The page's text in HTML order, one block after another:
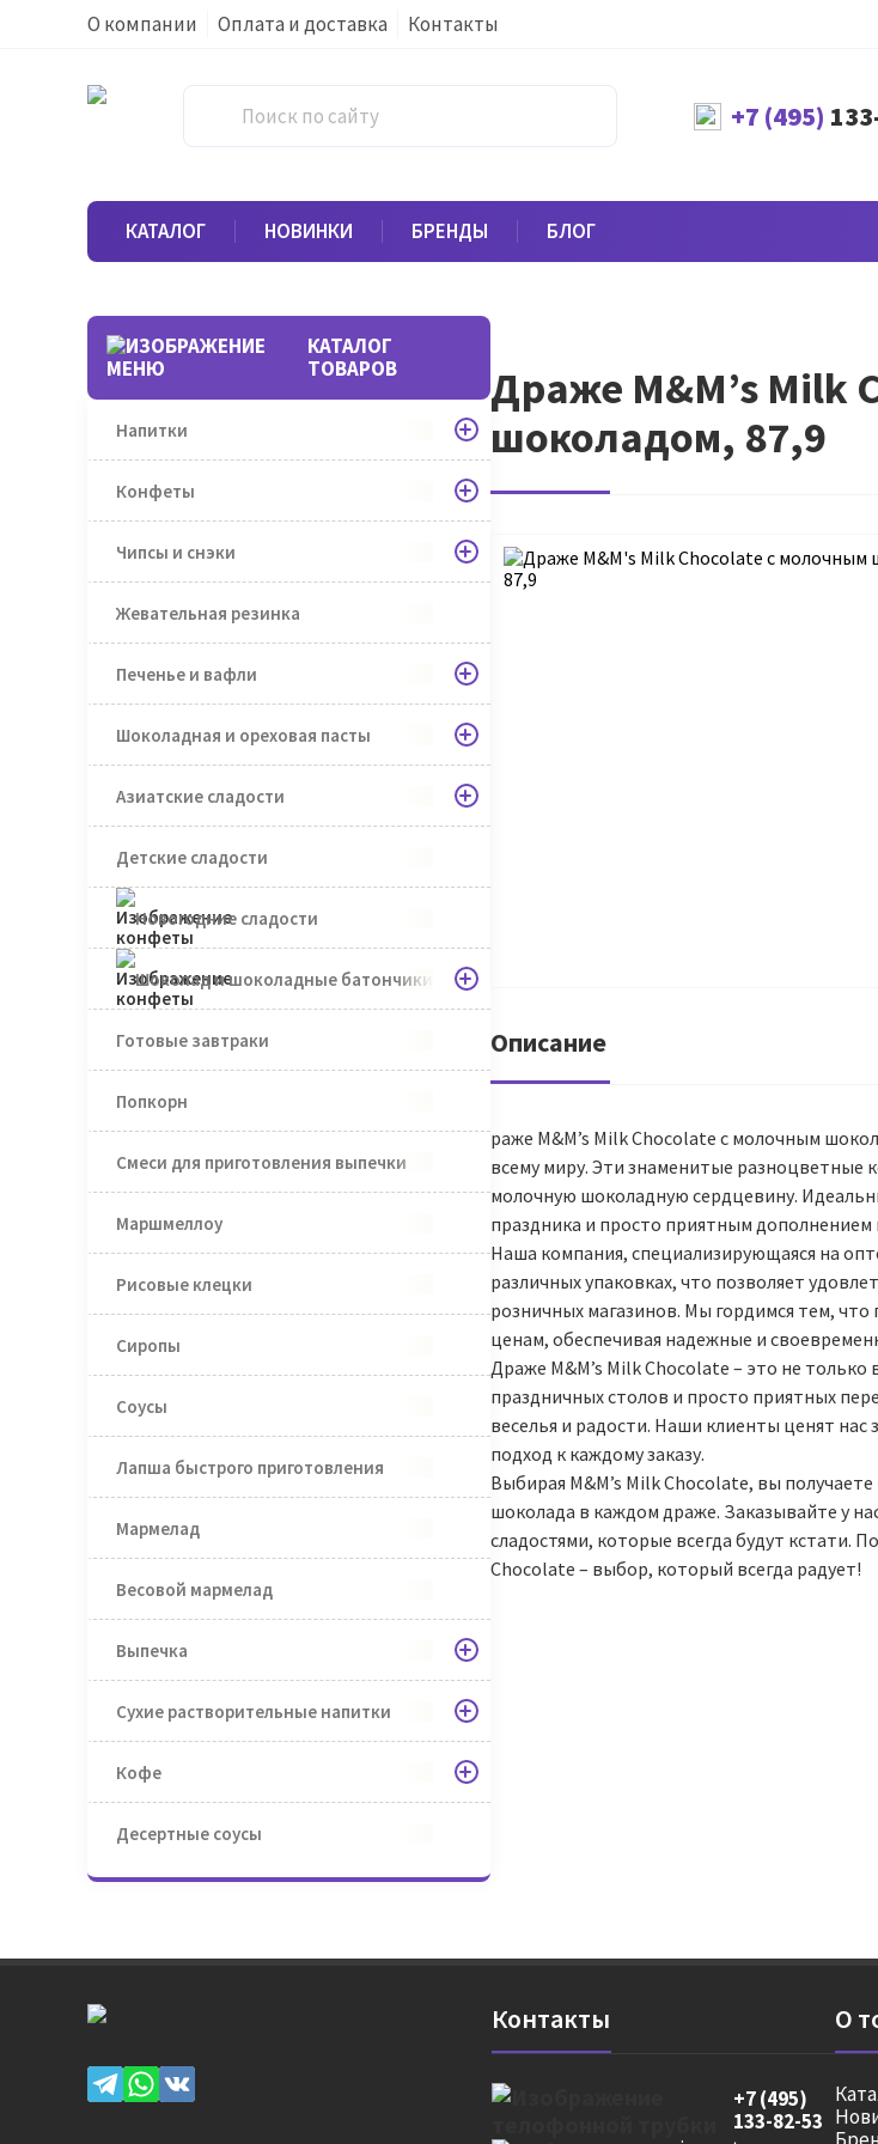
О компании Оплата и доставка Контакты
+7 (495)
КАТАЛОГ НОВИНКИ БРЕНДЫ БЛОГ
КАТАЛОГ
ТОВАРОВ
Напитки
Конфеты
Чипсы и снэки
Жевательная резинка
Печенье и вафли
Шоколадная и ореховая пасты
Азиатские сладости
Детские сладости
Новогодние сладости
Шоколад и шоколадные батончики
Готовые завтраки
Попкорн
Смеси для приготовления выпечки
Маршмеллоу
Рисовые клецки
Сиропы
Соусы
Лапша быстрого приготовления
Мармелад
Весовой мармелад
Выпечка
Сухие растворительные напитки
Кофе
Десертные соусы
Драже M&M’s Milk
шоколадом, 87,9
Описание
раже M&M’s Milk Chocolate с молочным
всему миру. Эти знаменитые разноцветные
молочную шоколадную сердцевину.
праздника и просто приятным
Наша компания, специализирующаяся на
различных упаковках, что позволяет
розничных магазинов. Мы гордимся тем,
ценам, обеспечивая надежные и
Драже M&M’s Milk Chocolate – это не
праздничных столов и просто приятных
веселья и радости. Наши клиенты ценят
подход к каждому заказу.
Выбирая M&M’s Milk Chocolate, вы
шоколада в каждом драже. Заказывайте у
сладостями, которые всегда будут кстати.
Chocolate – выбор, который всегда радует!
Контакты
+7 (495)
133-82-53
О